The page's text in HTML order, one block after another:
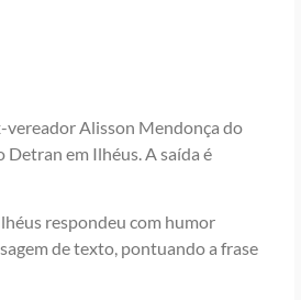
vereador Alisson Mendonça do
em Ilhéus. A saída é
respondeu com humor
de texto, pontuando a frase